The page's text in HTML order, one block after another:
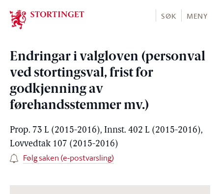
Stortinget.no
SØK MENY
Endringar i valgloven (personval
ved stortingsval, frist for
godkjenning av
førehandsstemmer mv.)
Prop. 73 L (2015-2016), Innst. 402 L (2015-2016),
Lovvedtak 107 (2015-2016)
Følg saken (e-postvarsling)